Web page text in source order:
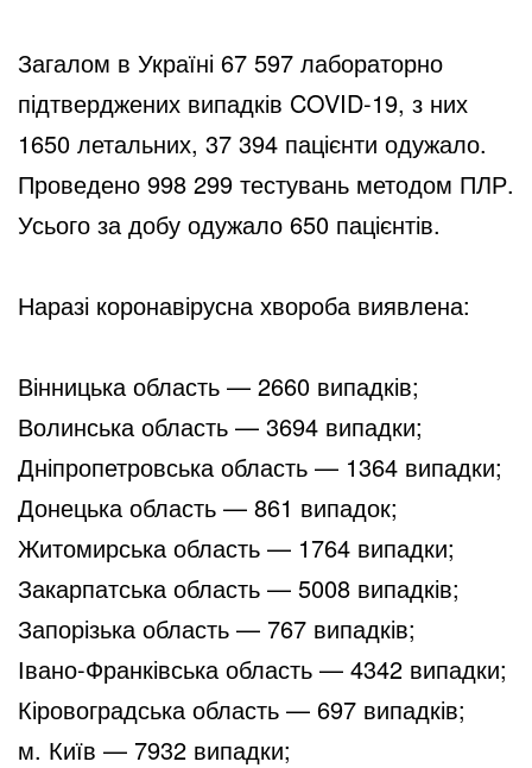
Загалом в Україні 67 597 лабораторно
підтверджених випадків COVID-19, з них
1650 летальних, 37 394 пацієнти одужало.
Проведено 998 299 тестувань методом ПЛР.
Усього за добу одужало 650 пацієнтів.
Наразі коронавірусна хвороба виявлена:
Вінницька область — 2660 випадків;
Волинська область — 3694 випадки;
Дніпропетровська область — 1364 випадки;
Донецька область — 861 випадок;
Житомирська область — 1764 випадки;
Закарпатська область — 5008 випадків;
Запорізька область — 767 випадків;
Івано-Франківська область — 4342 випадки;
Кіровоградська область — 697 випадків;
м. Київ — 7932 випадки;